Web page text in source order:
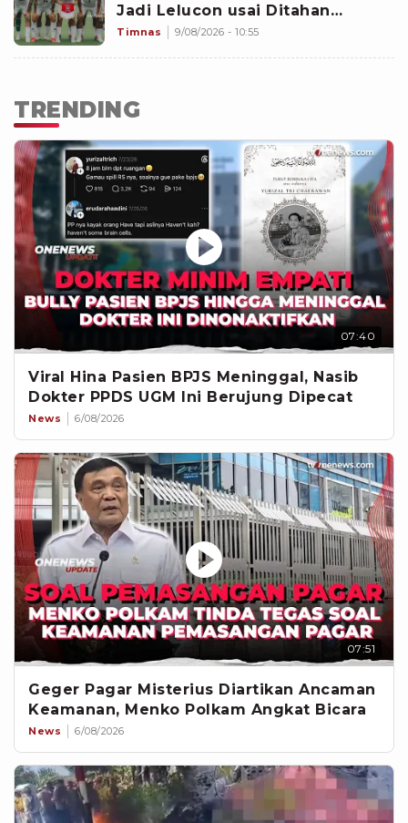
Jadi Lelucon usai Ditahan
Singapura 1-1
Timnas 9/08/2026 - 10:55
TRENDING
07:40
Viral Hina Pasien BPJS Meninggal, Nasib
Dokter PPDS UGM Ini Berujung Dipecat
News 6/08/2026
07:51
Geger Pagar Misterius Diartikan Ancaman
Keamanan, Menko Polkam Angkat Bicara
News 6/08/2026